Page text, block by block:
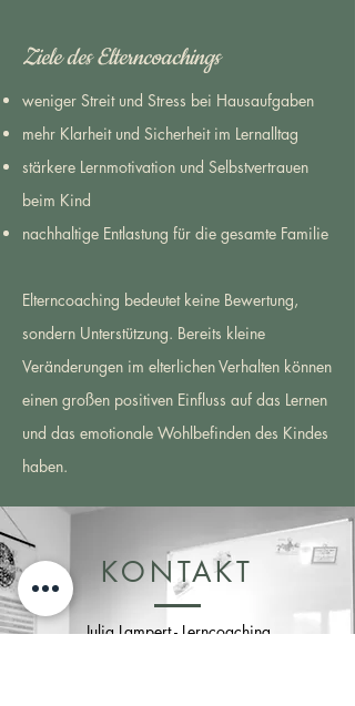
Ziele des Elterncoachings
weniger Streit und Stress bei Hausaufgaben
mehr Klarheit und Sicherheit im Lernalltag
stärkere Lernmotivation und Selbstvertrauen
beim Kind
nachhaltige Entlastung für die gesamte Familie
Elterncoaching bedeutet keine Bewertung,
sondern Unterstützung. Bereits kleine
Veränderungen im elterlichen Verhalten können
einen großen positiven Einfluss auf das Lernen
und das emotionale Wohlbefinden des Kindes
haben.
KONTAKT
Julia Lampert - Lerncoaching